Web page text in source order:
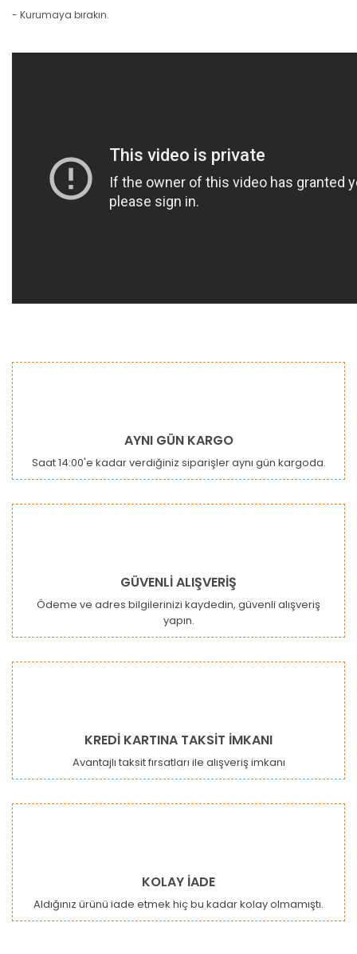
- Kurumaya bırakın.
Bu ürüne ilk yorumu siz yapın!
Ürün açıklamasında eksik bilgiler bulunuyor.
Ürün bilgilerinde hatalar bulunuyor.
Gönder
AYNI GÜN KARGO
Saat 14:00'e kadar verdiğiniz siparişler aynı gün kargoda.
GÜVENLİ ALIŞVERİŞ
Ödeme ve adres bilgilerinizi kaydedin, güvenli alışveriş
yapın.
KREDİ KARTINA TAKSİT İMKANI
Avantajlı taksit fırsatları ile alışveriş imkanı
KOLAY İADE
Aldığınız ürünü iade etmek hiç bu kadar kolay olmamıştı.